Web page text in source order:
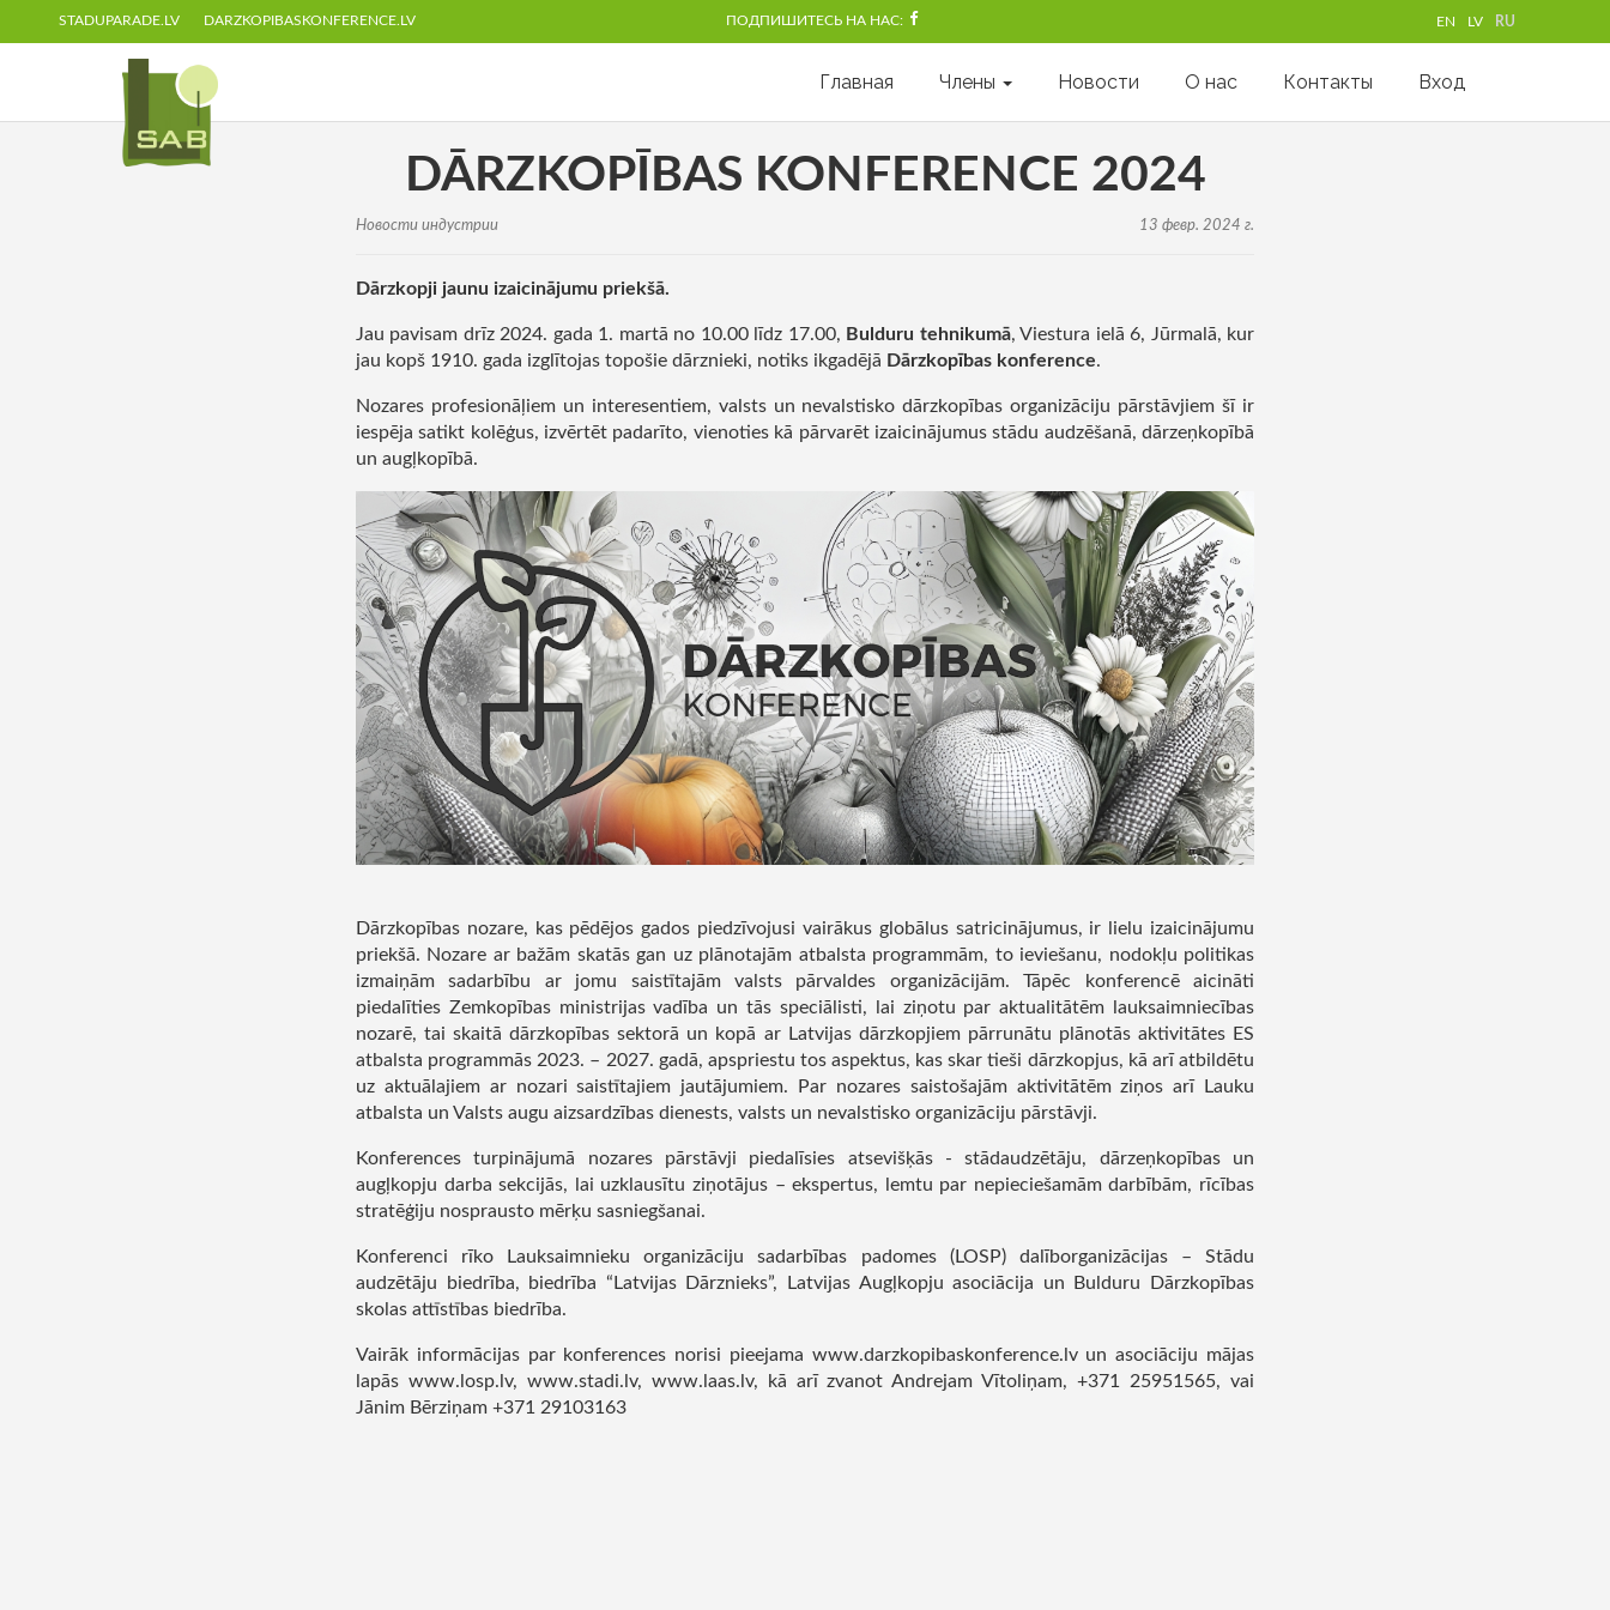
STADUPARADE.LV DARZKOPIBASKONFERENCE.LV ПОДПИШИТЕСЬ НА НАС: EN LV RU
Главная Члены Новости О нас Контакты Вход
DĀRZKOPĪBAS KONFERENCE 2024
Hовости индустрии 13 февр. 2024 г.
Dārzkopji jaunu izaicinājumu priekšā.
Jau pavisam drīz 2024. gada 1. martā no 10.00 līdz 17.00, Bulduru tehnikumā, Viestura ielā 6, Jūrmalā, kur
jau kopš 1910. gada izglītojas topošie dārznieki, notiks ikgadējā Dārzkopības konference.
Nozares profesionāļiem un interesentiem, valsts un nevalstisko dārzkopības organizāciju pārstāvjiem šī ir
iespēja satikt kolēģus, izvērtēt padarīto, vienoties kā pārvarēt izaicinājumus stādu audzēšanā, dārzeņkopībā
un augļkopībā.
Dārzkopības nozare, kas pēdējos gados piedzīvojusi vairākus globālus satricinājumus, ir lielu izaicinājumu
priekšā. Nozare ar bažām skatās gan uz plānotajām atbalsta programmām, to ieviešanu, nodokļu politikas
izmaiņām sadarbību ar jomu saistītajām valsts pārvaldes organizācijām. Tāpēc konferencē aicināti
piedalīties Zemkopības ministrijas vadība un tās speciālisti, lai ziņotu par aktualitātēm lauksaimniecības
nozarē, tai skaitā dārzkopības sektorā un kopā ar Latvijas dārzkopjiem pārrunātu plānotās aktivitātes ES
atbalsta programmās 2023. – 2027. gadā, apspriestu tos aspektus, kas skar tieši dārzkopjus, kā arī atbildētu
uz aktuālajiem ar nozari saistītajiem jautājumiem. Par nozares saistošajām aktivitātēm ziņos arī Lauku
atbalsta un Valsts augu aizsardzības dienests, valsts un nevalstisko organizāciju pārstāvji.
Konferences turpinājumā nozares pārstāvji piedalīsies atsevišķās - stādaudzētāju, dārzeņkopības un
augļkopju darba sekcijās, lai uzklausītu ziņotājus – ekspertus, lemtu par nepieciešamām darbībām, rīcības
stratēģiju nosprausto mērķu sasniegšanai.
Konferenci rīko Lauksaimnieku organizāciju sadarbības padomes (LOSP) dalīborganizācijas – Stādu
audzētāju biedrība, biedrība “Latvijas Dārznieks”, Latvijas Augļkopju asociācija un Bulduru Dārzkopības
skolas attīstības biedrība.
Vairāk informācijas par konferences norisi pieejama www.darzkopibaskonference.lv un asociāciju mājas
lapās www.losp.lv, www.stadi.lv, www.laas.lv, kā arī zvanot Andrejam Vītoliņam, +371 25951565, vai
Jānim Bērziņam +371 29103163